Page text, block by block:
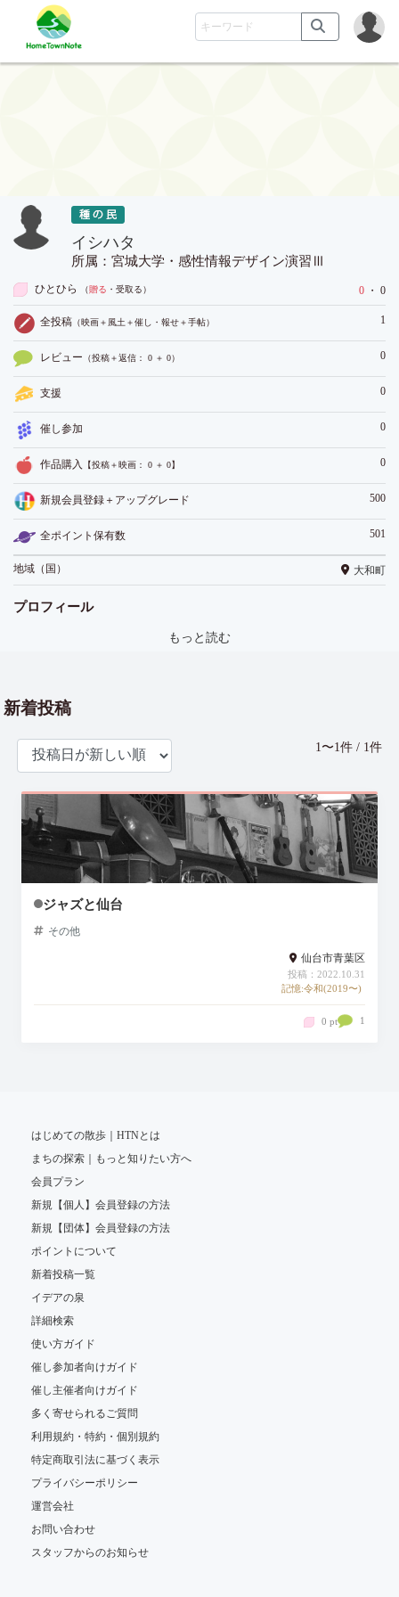
イシハタ
所属：宮城大学・感性情報デザイン演習Ⅲ
ひとひら （贈る ・受取る） 0 ・ 0
全投稿 （映画＋風土＋催し・報せ＋手帖） 1
レビュー （投稿＋返信： 0 ＋ 0） 0
支援 0
催し参加 0
作品購入 【投稿＋映画： 0 ＋ 0】 0
新規会員登録＋アップグレード 500
全ポイント保有数 501
地域（国） 大和町
プロフィール
もっと読む
新着投稿
1〜1件 / 1件
ジャズと仙台
その他
仙台市青葉区
投稿：2022.10.31
記憶:令和(2019〜)
0 pt 1
はじめての散歩｜HTNとは
まちの探索｜もっと知りたい方へ
会員プラン
新規【個人】会員登録の方法
新規【団体】会員登録の方法
ポイントについて
新着投稿一覧
イデアの泉
詳細検索
使い方ガイド
催し参加者向けガイド
催し主催者向けガイド
多く寄せられるご質問
利用規約・特約・個別規約
特定商取引法に基づく表示
プライバシーポリシー
運営会社
お問い合わせ
スタッフからのお知らせ